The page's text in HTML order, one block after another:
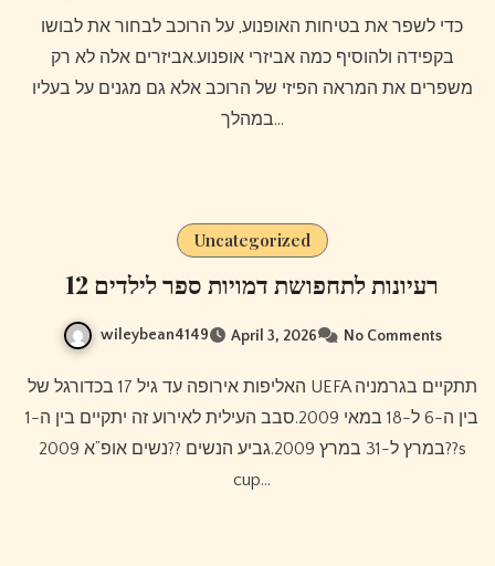
כדי לשפר את בטיחות האופנוע, על הרוכב לבחור את לבושו
בקפידה ולהוסיף כמה אביזרי אופנוע.אביזרים אלה לא רק
משפרים את המראה הפיזי של הרוכב אלא גם מגנים על בעליו
במהלך…
Uncategorized
12 רעיונות לתחפושת דמויות ספר לילדים
wileybean4149 April 3, 2026 No Comments
האליפות אירופה עד גיל 17 בכדורגל של UEFA תתקיים בגרמניה
בין ה-6 ל-18 במאי 2009.סבב העילית לאירוע זה יתקיים בין ה-1
במרץ ל-31 במרץ 2009.גביע הנשים ??נשים אופ”א 2009??s
cup…